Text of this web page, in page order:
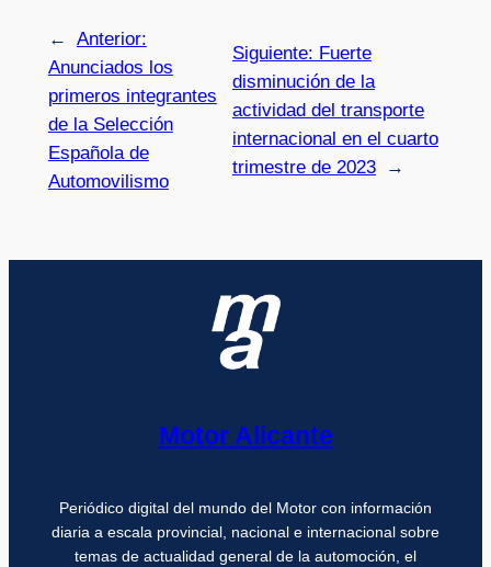
←
Anterior:
Anunciados los
primeros integrantes
de la Selección
Española de
Automovilismo
Siguiente: Fuerte
disminución de la
actividad del transporte
internacional en el cuarto
trimestre de 2023
→
Motor Alicante
Periódico digital del mundo del Motor con información
diaria a escala provincial, nacional e internacional sobre
temas de actualidad general de la automoción, el